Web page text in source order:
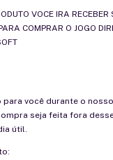
VOCE IRA
COMPRAR O JOGO
para você durante o
seja feita fora
útil.